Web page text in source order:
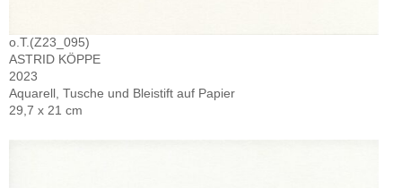
o.T.(Z23_095)
ASTRID KÖPPE
2023
Aquarell, Tusche und Bleistift auf Papier
29,7 x 21 cm